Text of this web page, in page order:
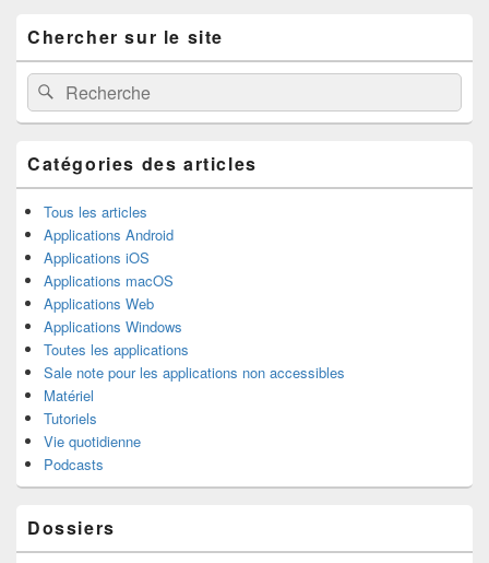
principale
de
widget
pour
la
latérale
Chercher sur le site
Recherche :Rechercher
Catégories des articles
Tous les articles
Applications Android
Applications iOS
Applications macOS
Applications Web
Applications Windows
Toutes les applications
Sale note pour les applications non accessibles
Matériel
Tutoriels
Vie quotidienne
Podcasts
Dossiers